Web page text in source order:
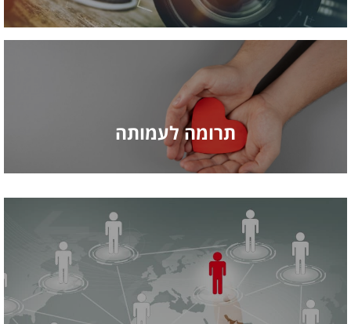
תרומה לעמותה